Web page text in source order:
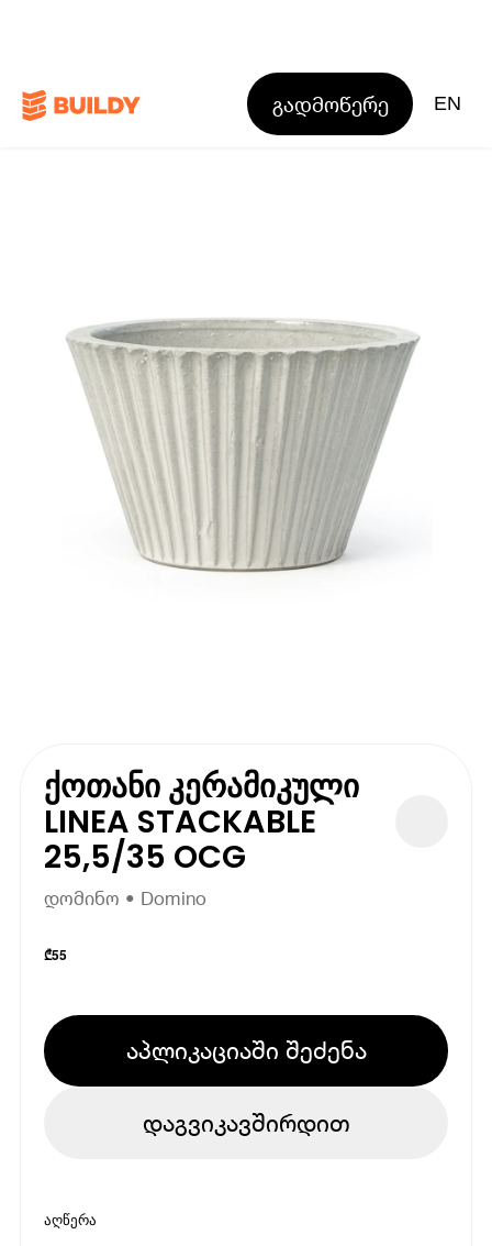
გადმოწერე EN
ქოთანი კერამიკული
LINEA STACKABLE
25,5/35 OCG
დომინო • Domino
₾55
აპლიკაციაში შეძენა
დაგვიკავშირდით
აღწერა